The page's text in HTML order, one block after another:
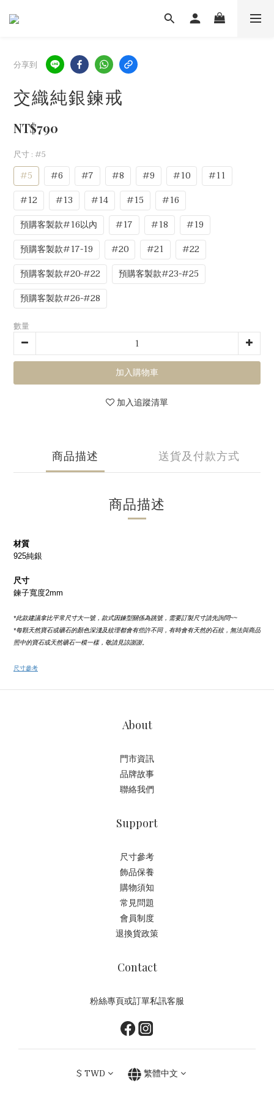
分享到
交織純銀鍊戒
NT$790
尺寸: #5
#5 #6 #7 #8 #9 #10
#11
#12
#13 #14 #15
#16
預購客製款#16以內
#17 #18
#19
預購客製款#17-19
#20 #21
#22
預購客製款#20-#22
預購客製款#23-#25
預購客製款#26-#28
數量
加入購物車
加入追蹤清單
商品描述 送貨及付款方式
商品描述
材質
925純銀
尺寸
鍊子寬度2mm
*此款建議拿比平常尺寸大一號，款式因鍊型關係為跳號，需要訂製尺寸請先詢問~~
*每顆天然寶石或礦石的顏色深淺及紋理都會有些許不同，有時會有天然的石紋，無法與商品
照中的寶石或天然礦石一模一樣，敬請見諒謝謝。
尺寸參考
About
門市資訊
品牌故事
聯絡我們
Support
尺寸參考
飾品保養
購物須知
常見問題
會員制度
退換貨政策
Contact
粉絲專頁或訂單私訊客服
$ TWD 繁體中文